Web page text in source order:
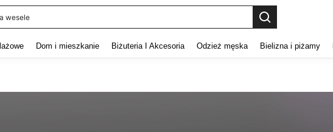
wesele
Dom i mieszkanie Biżuteria I Akcesoria Odzież męska Bielizna i piżamy